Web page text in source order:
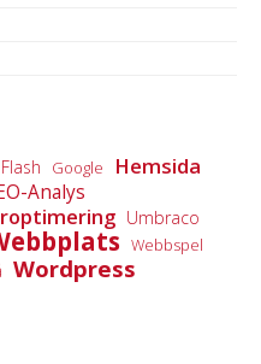
Flash Google Hemsida
Analys
Umbraco
Webbspel
Wordpress